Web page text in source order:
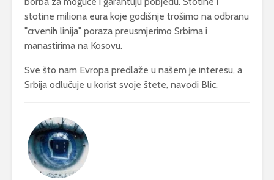
stotine miliona eura koje godišnje trošimo na odbranu
"crvenih linija" poraza preusmjerimo Srbima i
manastirima na Kosovu.
Sve što nam Evropa predlaže u našem je interesu, a
Srbija odlučuje u korist svoje štete, navodi Blic.